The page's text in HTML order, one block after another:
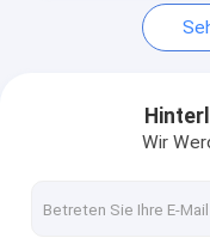
LED-Film-Lichter
Helle
Weiches
Wir